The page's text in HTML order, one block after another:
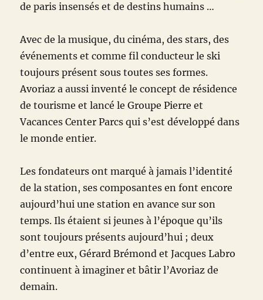
de paris insensés et de destins humains …
Avec de la musique, du cinéma, des stars, des
événements et comme fil conducteur le ski
toujours présent sous toutes ses formes.
Avoriaz a aussi inventé le concept de résidence
de tourisme et lancé le Groupe Pierre et
Vacances Center Parcs qui s’est développé dans
le monde entier.
Les fondateurs ont marqué à jamais l’identité
de la station, ses composantes en font encore
aujourd’hui une station en avance sur son
temps. Ils étaient si jeunes à l’époque qu’ils
sont toujours présents aujourd’hui ; deux
d’entre eux, Gérard Brémond et Jacques Labro
continuent à imaginer et bâtir l’Avoriaz de
demain.